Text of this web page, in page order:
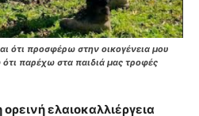
ότι προσφέρω στην οικογένεια μου
παρέχω στα παιδιά μας τροφές
ελαιοκαλλιέργεια